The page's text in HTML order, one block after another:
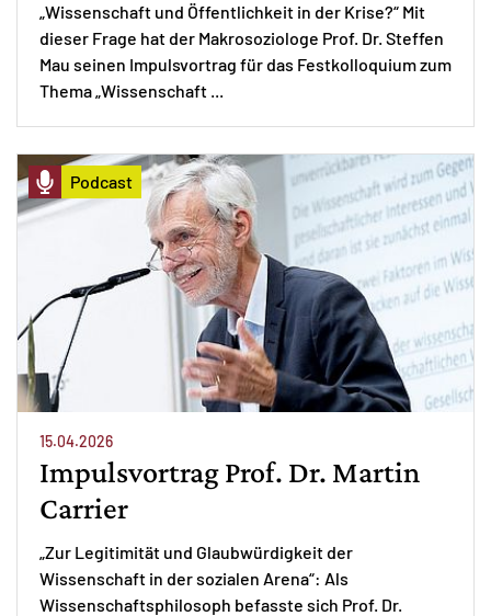
„Wissenschaft und Öffentlichkeit in der Krise?“ Mit
dieser Frage hat der Makrosoziologe Prof. Dr. Steffen
Mau seinen Impulsvortrag für das Festkolloquium zum
Thema „Wissenschaft ...
Podcast
15.04.2026
Impulsvortrag Prof. Dr. Martin
Carrier
„Zur Legitimität und Glaubwürdigkeit der
Wissenschaft in der sozialen Arena“: Als
Wissenschaftsphilosoph befasste sich Prof. Dr.